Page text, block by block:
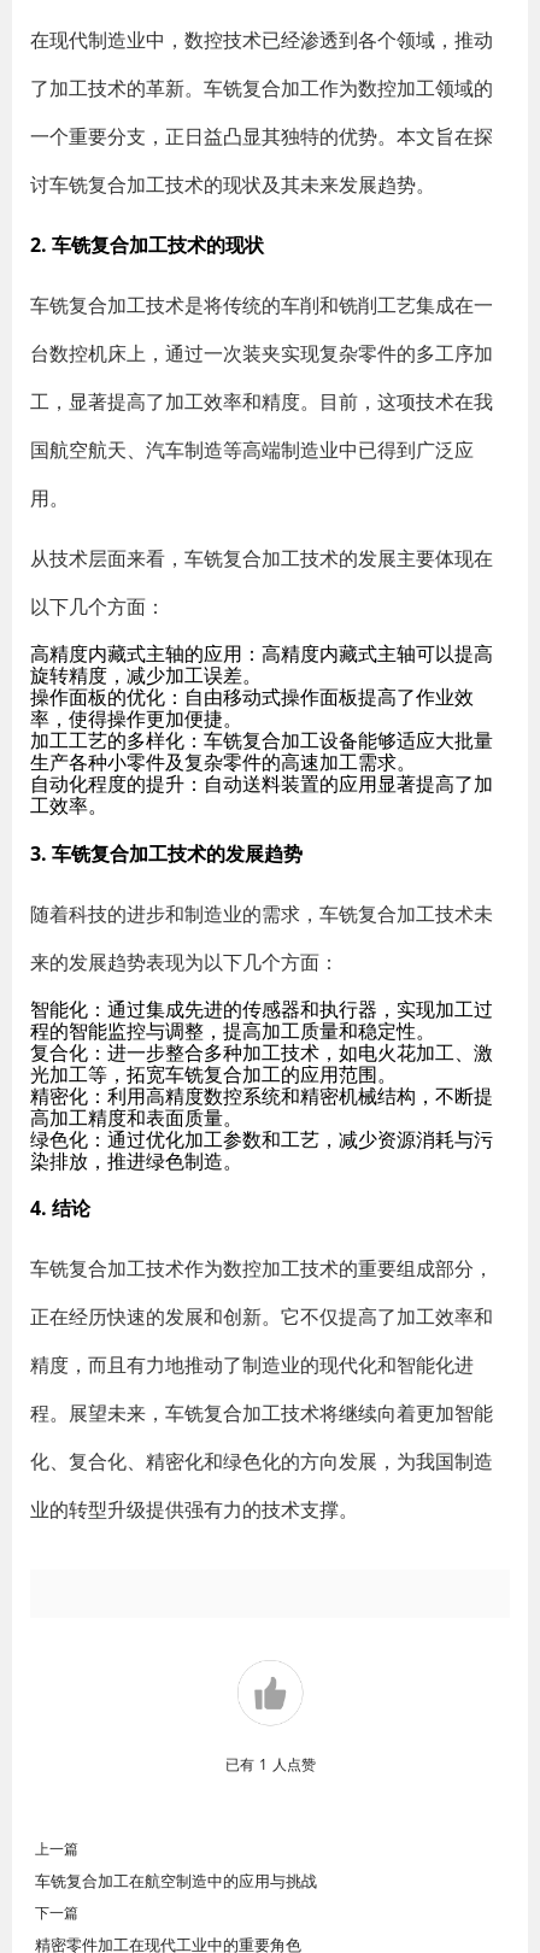
在现代制造业中，数控技术已经渗透到各个领域，推动
了加工技术的革新。车铣复合加工作为数控加工领域的
一个重要分支，正日益凸显其独特的优势。本文旨在探
讨车铣复合加工技术的现状及其未来发展趋势。
2. 车铣复合加工技术的现状
车铣复合加工技术是将传统的车削和铣削工艺集成在一
台数控机床上，通过一次装夹实现复杂零件的多工序加
工，显著提高了加工效率和精度。目前，这项技术在我
国航空航天、汽车制造等高端制造业中已得到广泛应
用。
从技术层面来看，车铣复合加工技术的发展主要体现在
以下几个方面：
高精度内藏式主轴的应用 ：高精度内藏式主轴可以提高
旋转精度，减少加工误差。
操作面板的优化 ：自由移动式操作面板提高了作业效
率，使得操作更加便捷。
加工工艺的多样化 ：车铣复合加工设备能够适应大批量
生产各种小零件及复杂零件的高速加工需求。
自动化程度的提升 ：自动送料装置的应用显著提高了加
工效率。
3. 车铣复合加工技术的发展趋势
随着科技的进步和制造业的需求，车铣复合加工技术未
来的发展趋势表现为以下几个方面：
智能化 ：通过集成先进的传感器和执行器，实现加工过
程的智能监控与调整，提高加工质量和稳定性。
复合化 ：进一步整合多种加工技术，如电火花加工、激
光加工等，拓宽车铣复合加工的应用范围。
精密化 ：利用高精度数控系统和精密机械结构，不断提
高加工精度和表面质量。
绿色化 ：通过优化加工参数和工艺，减少资源消耗与污
染排放，推进绿色制造。
4. 结论
车铣复合加工技术作为数控加工技术的重要组成部分，
正在经历快速的发展和创新。它不仅提高了加工效率和
精度，而且有力地推动了制造业的现代化和智能化进
程。展望未来，车铣复合加工技术将继续向着更加智能
化、复合化、精密化和绿色化的方向发展，为我国制造
业的转型升级提供强有力的技术支撑。
已有 1 人点赞
上一篇
车铣复合加工在航空制造中的应用与挑战
下一篇
精密零件加工在现代工业中的重要角色